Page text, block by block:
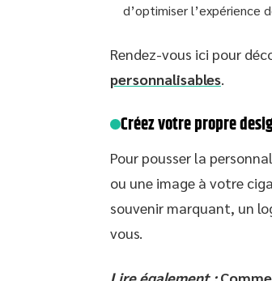
d’optimiser l’expérience
Rendez-vous ici pour
personnalisables
Créez votre propre
Pour pousser la
ou une image à votre
souvenir marquant, un
vous.
Lire également :